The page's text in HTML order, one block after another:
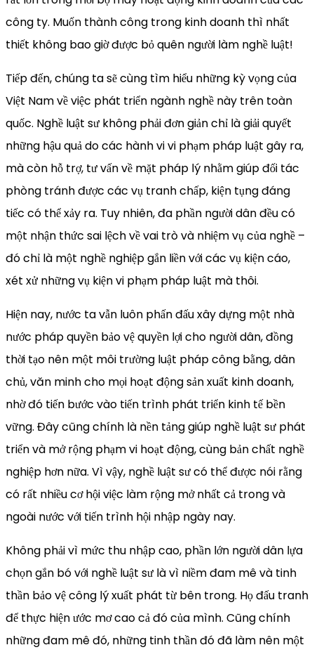
công ty. Muốn thành công trong kinh doanh thì nhất
thiết không bao giờ được bỏ quên người làm nghề luật!
Tiếp đến, chúng ta sẽ cùng tìm hiểu những kỳ vọng của
Việt Nam về việc phát triển ngành nghề này trên toàn
quốc. Nghề luật sư không phải đơn giản chỉ là giải quyết
những hậu quả do các hành vi vi phạm pháp luật gây ra,
mà còn hỗ trợ, tư vấn về mặt pháp lý nhằm giúp đối tác
phòng tránh được các vụ tranh chấp, kiện tụng đáng
tiếc có thể xảy ra. Tuy nhiên, đa phần người dân đều có
một nhận thức sai lệch về vai trò và nhiệm vụ của nghề –
đó chỉ là một nghề nghiệp gắn liền với các vụ kiện cáo,
xét xử những vụ kiện vi phạm pháp luật mà thôi.
Hiện nay, nước ta vẫn luôn phấn đấu xây dựng một nhà
nước pháp quyền bảo vệ quyền lợi cho người dân, đồng
thời tạo nên một môi trường luật pháp công bằng, dân
chủ, văn minh cho mọi hoạt động sản xuất kinh doanh,
nhờ đó tiến bước vào tiến trình phát triển kinh tế bền
vững. Đây cũng chính là nền tảng giúp nghề luật sư phát
triển và mở rộng phạm vi hoạt động, cùng bản chất nghề
nghiệp hơn nữa. Vì vậy, nghề luật sư có thể được nói rằng
có rất nhiều cơ hội việc làm rộng mở nhất cả trong và
ngoài nước với tiến trình hội nhập ngày nay.
Không phải vì mức thu nhập cao, phần lớn người dân lựa
chọn gắn bó với nghề luật sư là vì niềm đam mê và tinh
thần bảo vệ công lý xuất phát từ bên trong. Họ đấu tranh
để thực hiện ước mơ cao cả đó của mình. Cũng chính
những đam mê đó, những tinh thần đó đã làm nên một